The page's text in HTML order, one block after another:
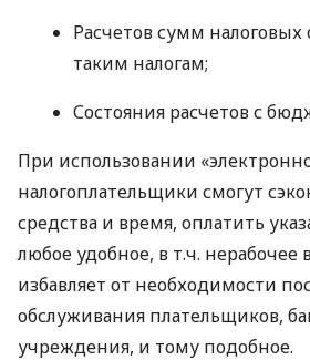
Расчетов сумм налоговых
таким налогам;
Состояния расчетов с
При использовании
налогоплательщики смогут
средства и время, оплатить
любое удобное, в т.ч. нерабочее
избавляет от необходимости
обслуживания плательщиков,
учреждения, и тому подобное.